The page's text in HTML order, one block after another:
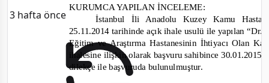
3 hafta önce
KURUMCA YAPILAN İNCELEME:
İstanbul İli Anadolu Kuzey Kamu
25.11.2014 tarihinde açık ihale usulü ileyapılan“Dr.
Eğitim ve Araştırma Hastanesinin İhtiyacı Olan
ihalesine ilişkin olarak başvuru sahibince30.01.2015
dilekçeile başvuruda bulunulmuştur.